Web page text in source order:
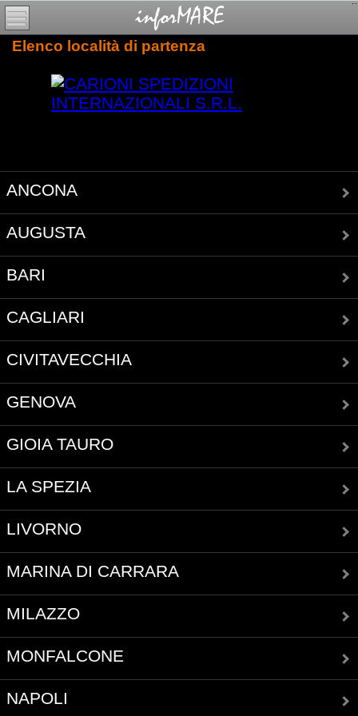
Elenco località di partenza
ANCONA
AUGUSTA
BARI
CAGLIARI
CIVITAVECCHIA
GENOVA
GIOIA TAURO
LA SPEZIA
LIVORNO
MARINA DI CARRARA
MILAZZO
MONFALCONE
NAPOLI